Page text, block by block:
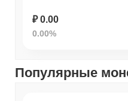
₽ 0.00
0.00%
Популярные